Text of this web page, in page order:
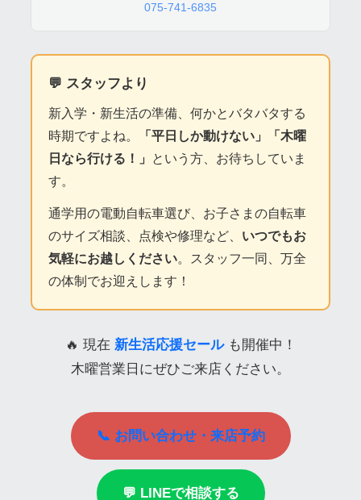
075-741-6835
💬 スタッフより
新入学・新生活の準備、何かとバタバタする
時期ですよね。
「平日しか動けない」「木曜
日なら行ける！」 という方、お待ちしていま
す。
通学用の電動自転車選び、お子さまの自転車
のサイズ相談、点検や修理など、 いつでもお
気軽にお越しください。スタッフ一同、万全
の体制でお迎えします！
🔥 現在 新生活応援セールも開催中！
木曜営業日にぜひご来店ください。
📞 お問い合わせ・来店予約
💬 LINEで相談する